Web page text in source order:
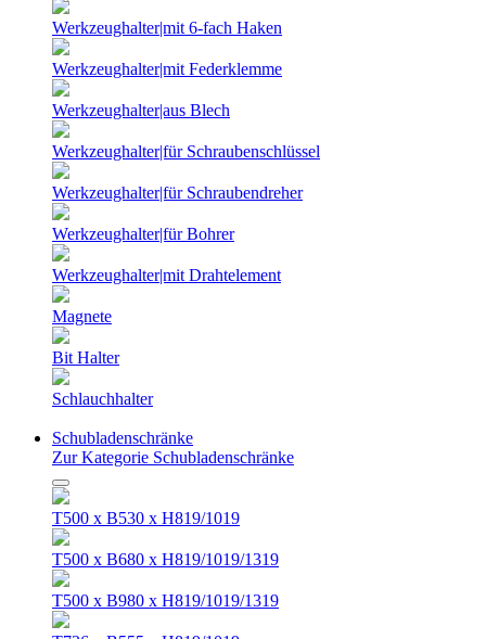
Werkzeughalter|mit 6-fach Haken
Werkzeughalter|mit Federklemme
Werkzeughalter|aus Blech
Werkzeughalter|für Schraubenschlüssel
Werkzeughalter|für Schraubendreher
Werkzeughalter|für Bohrer
Werkzeughalter|mit Drahtelement
Magnete
Bit Halter
Schlauchhalter
Schubladenschränke
Zur Kategorie Schubladenschränke
T500 x B530 x H819/1019
T500 x B680 x H819/1019/1319
T500 x B980 x H819/1019/1319